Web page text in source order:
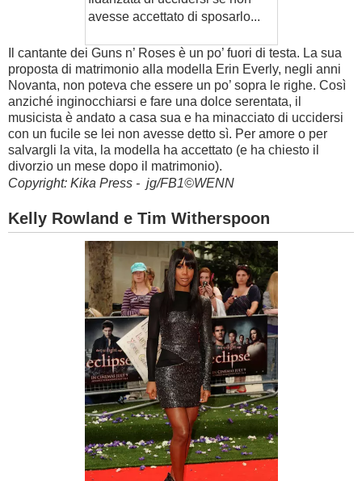
avesse accettato di sposarlo...
Il cantante dei Guns n’ Roses è un po’ fuori di testa. La sua
proposta di matrimonio alla modella Erin Everly, negli anni
Novanta, non poteva che essere un po’ sopra le righe. Così
anziché inginocchiarsi e fare una dolce serentata, il
musicista è andato a casa sua e ha minacciato di uccidersi
con un fucile se lei non avesse detto sì. Per amore o per
salvargli la vita, la modella ha accettato (e ha chiesto il
divorzio un mese dopo il matrimonio).
Copyright: Kika Press - jg/FB1©WENN
Kelly Rowland e Tim Witherspoon